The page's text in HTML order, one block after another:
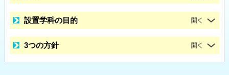
設置学科の目的
3つの方針